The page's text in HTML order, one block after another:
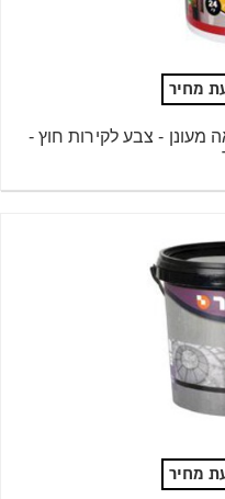
מחיר
מעונן - צבע לקירות חוץ -
מחיר